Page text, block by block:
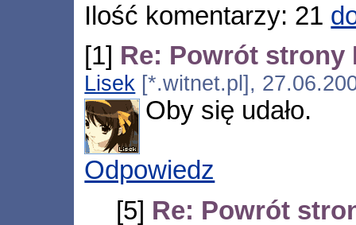
Ilość komentarzy: 21
[1] Re: Powrót strony
Lisek [*.witnet.pl],
Oby się udało.
Odpowiedz
[5] Re: Powrót